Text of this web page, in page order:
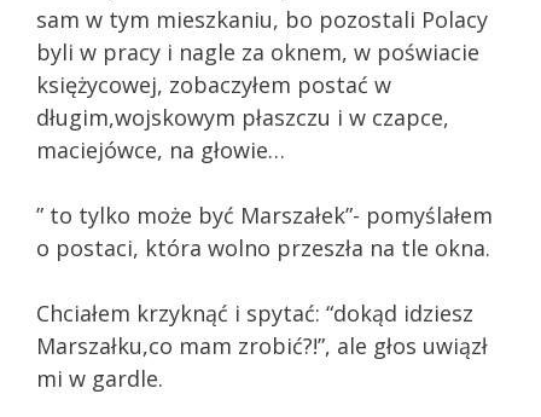
sam w tym mieszkaniu, bo pozostali Polacy
byli w pracy i nagle za oknem, w poświacie
księżycowej, zobaczyłem postać w
długim,wojskowym płaszczu i w czapce,
maciejówce, na głowie…
” to tylko może być Marszałek”- pomyślałem
o postaci, która wolno przeszła na tle okna.
Chciałem krzyknąć i spytać: “dokąd idziesz
Marszałku,co mam zrobić?!”, ale głos uwiązł
mi w gardle.